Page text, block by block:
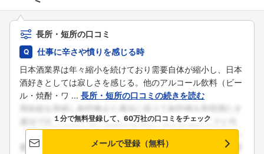
長所・短所の口コミ
仕事に辛さや憤りを感じる時
日本酒業界は年々縮小を続けており需要自体が縮小し、日本
酒好きとしては寂しさを感じる。他のアルコール飲料（ビー
ル・焼酎・ワ ... 長所・短所の口コミの続きを読む
１分で無料登録して、60万社の口コミをチェック
メールで登録（無料）